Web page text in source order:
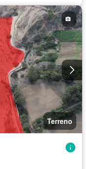
Terreno